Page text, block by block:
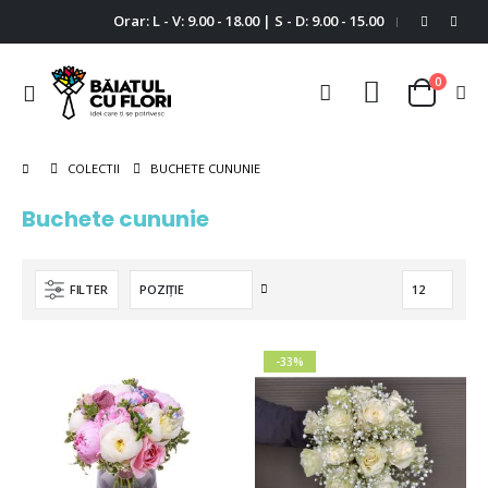
Orar: L - V: 9.00 - 18.00 | S - D: 9.00 - 15.00 |
Comutare
Cart
0
COLECTII BUCHETE CUNUNIE
Buchete cununie
FILTER
-33%